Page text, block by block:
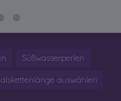
Süßwasserperlen
auswählen